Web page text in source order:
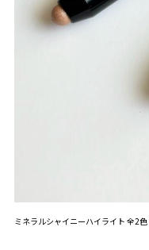
ミネラルシャイニーハイライト 全2